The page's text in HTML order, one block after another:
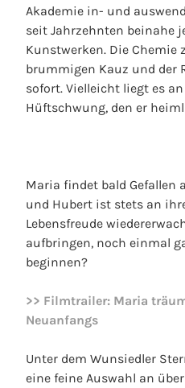
Akademie in- und
seit Jahrzehnten beinahe
Kunstwerken. Die Chemie
brummigen Kauz und
sofort. Vielleicht liegt es
Hüftschwung, den er
Maria findet bald Gefallen
und Hubert ist stets an
Lebensfreude
aufbringen, noch einmal
beginnen?
>> Filmtrailer: Maria
Neuanfangs
Unter dem Wunsiedler
eine feine Auswahl an